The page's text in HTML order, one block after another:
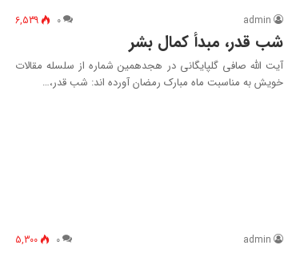
admin ۰ 6,539
شب قدر، مبدأ کمال بشر
آیت الله صافی گلپایگانی در هجدهمین شماره از سلسله مقالات
خویش به مناسبت ماه مبارک رمضان آورده اند: شب قدر،…
admin ۰ 5,300